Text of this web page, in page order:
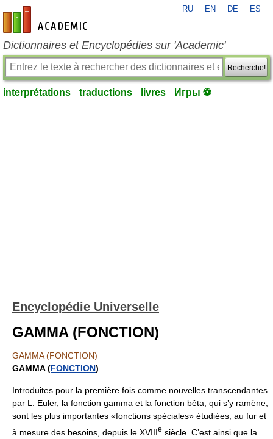
fr-academic.com
RU EN DE ES
Dictionnaires et Encyclopédies sur 'Academic'
Recherche!
interprétations traductions livres Игры ⚽
Encyclopédie Universelle
GAMMA (FONCTION)
GAMMA (FONCTION)
GAMMA (FONCTION)
Introduites pour la première fois comme nouvelles transcendantes
par L. Euler, la fonction gamma et la fonction bêta, qui s’y ramène,
sont les plus importantes «fonctions spéciales» étudiées, au fur et
à mesure des besoins, depuis le XVIIIe siècle. C’est ainsi que la